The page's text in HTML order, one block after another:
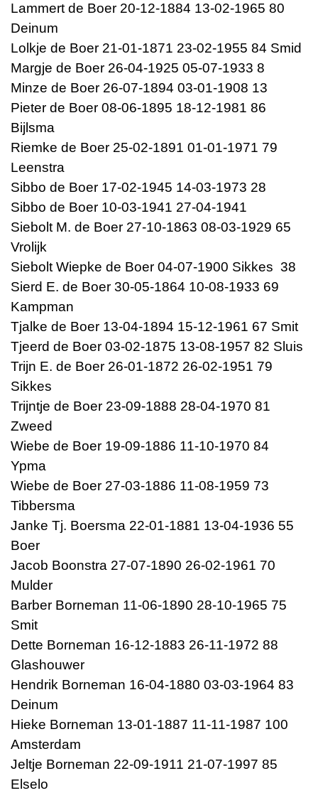
Lammert de Boer 20-12-1884 13-02-1965 80
Deinum
Lolkje de Boer 21-01-1871 23-02-1955 84 Smid
Margje de Boer 26-04-1925 05-07-1933 8
Minze de Boer 26-07-1894 03-01-1908 13
Pieter de Boer 08-06-1895 18-12-1981 86
Bijlsma
Riemke de Boer 25-02-1891 01-01-1971 79
Leenstra
Sibbo de Boer 17-02-1945 14-03-1973 28
Sibbo de Boer 10-03-1941 27-04-1941
Siebolt M. de Boer 27-10-1863 08-03-1929 65
Vrolijk
Siebolt Wiepke de Boer 04-07-1900 Sikkes 38
Sierd E. de Boer 30-05-1864 10-08-1933 69
Kampman
Tjalke de Boer 13-04-1894 15-12-1961 67 Smit
Tjeerd de Boer 03-02-1875 13-08-1957 82 Sluis
Trijn E. de Boer 26-01-1872 26-02-1951 79
Sikkes
Trijntje de Boer 23-09-1888 28-04-1970 81
Zweed
Wiebe de Boer 19-09-1886 11-10-1970 84
Ypma
Wiebe de Boer 27-03-1886 11-08-1959 73
Tibbersma
Janke Tj. Boersma 22-01-1881 13-04-1936 55
Boer
Jacob Boonstra 27-07-1890 26-02-1961 70
Mulder
Barber Borneman 11-06-1890 28-10-1965 75
Smit
Dette Borneman 16-12-1883 26-11-1972 88
Glashouwer
Hendrik Borneman 16-04-1880 03-03-1964 83
Deinum
Hieke Borneman 13-01-1887 11-11-1987 100
Amsterdam
Jeltje Borneman 22-09-1911 21-07-1997 85
Elselo